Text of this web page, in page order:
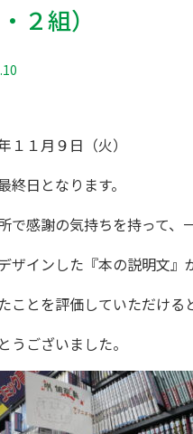
２組）
１１月９日（火）
終日となります。
で感謝の気持ちを持って、
ザインした『本の説明文』
ことを評価していただける
うございました。